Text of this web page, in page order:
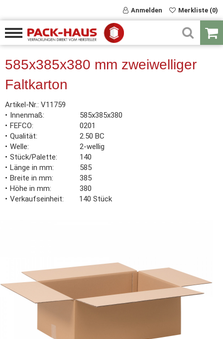
Anmelden Merkliste (0)
585x385x380 mm zweiwelliger
Faltkarton
Artikel-Nr.: V11759
Innenmaß
585x385x380
FEFCO
0201
Qualität
2.50 BC
Welle
2-wellig
Stück/Palette
140
Länge in mm
585
Breite in mm
385
Höhe in mm
380
Verkaufseinheit
140 Stück